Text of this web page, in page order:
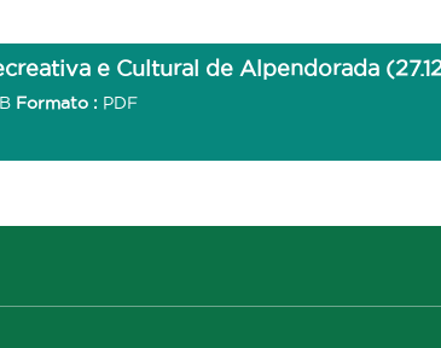
e Cultural de Alpendorada
Formato : PDF